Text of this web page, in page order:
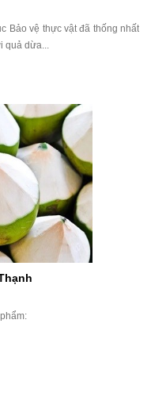
Bảo vệ thực vật đã thống nhất
quả dừa...